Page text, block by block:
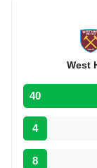
West
40
4
8